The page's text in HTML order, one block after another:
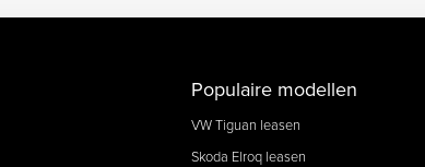
Populaire modellen
VW Tiguan leasen
Skoda Elroq leasen